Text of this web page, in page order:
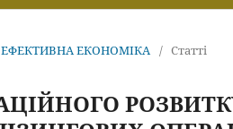
ЕФЕКТИВНА ЕКОНОМІКА / Статті